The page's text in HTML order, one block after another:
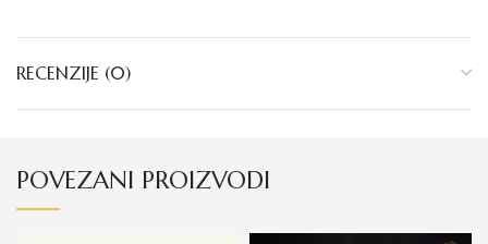
RECENZIJE (0)
POVEZANI PROIZVODI